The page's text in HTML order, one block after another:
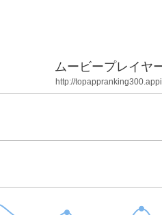
ムービープレイヤ
http://